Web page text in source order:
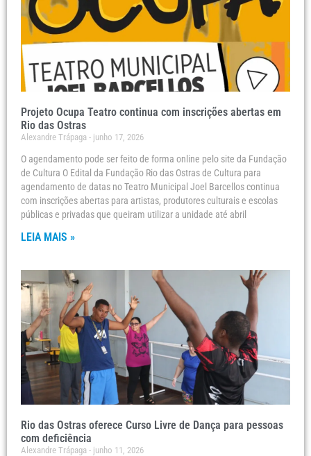
Projeto Ocupa Teatro continua com inscrições abertas em
Rio das Ostras
Alexandre Trápaga junho 17, 2026
O agendamento pode ser feito de forma online pelo site da Fundação
de Cultura O Edital da Fundação Rio das Ostras de Cultura para
agendamento de datas no Teatro Municipal Joel Barcellos continua
com inscrições abertas para artistas, produtores culturais e escolas
públicas e privadas que queiram utilizar a unidade até abril
LEIA MAIS »
Rio das Ostras oferece Curso Livre de Dança para pessoas
com deficiência
Alexandre Trápaga junho 11, 2026